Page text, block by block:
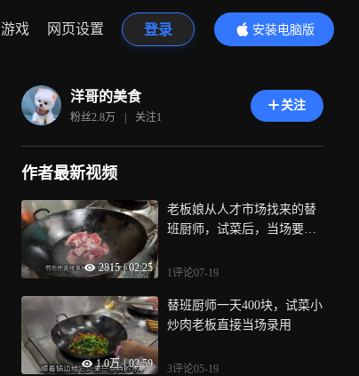
游戏 网页设置 登录
安装电脑版
内容更精彩
洋哥的美食
粉丝2.8万 | 关注1
关注
作者最新视频
2815 | 02:25
老板娘从人才市场找来的替
班厨师，试菜后，当场要求
1评论07-19
1.0万 | 02:59
替班厨师一天400块，试菜小
炒肉老板直接当场录用
3评论05-19